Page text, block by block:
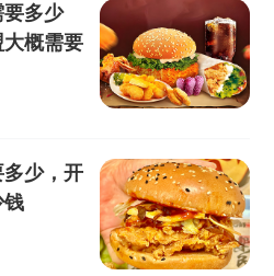
要多少
概需要
少，开
钱